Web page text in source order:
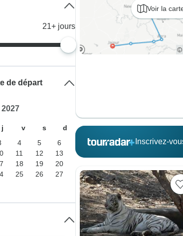
Voir la
Inscrivez-
21+ jours
de départ
j v s
d
4 5
6
11 12
13
18 19
20
25 26
27